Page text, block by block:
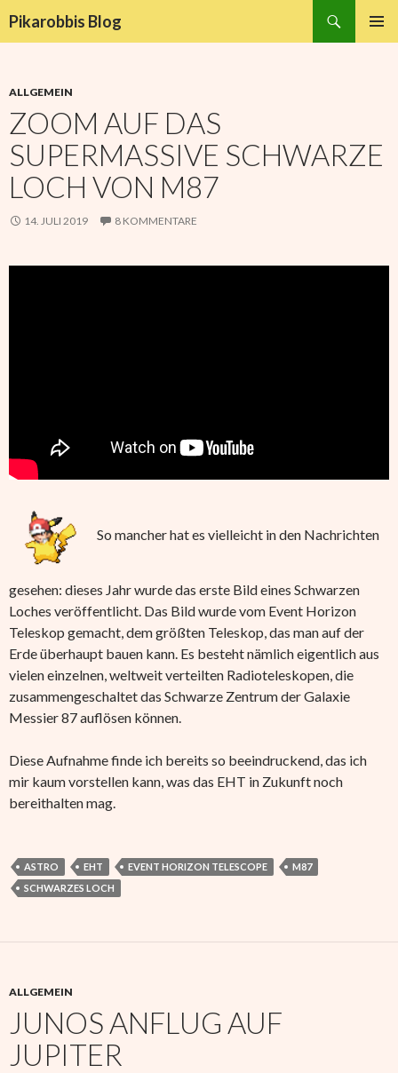
Pikarobbis Blog
ALLGEMEIN
ZOOM AUF DAS
SUPERMASSIVE SCHWARZE
LOCH VON M87
14. JULI 2019 8 KOMMENTARE
So mancher hat es vielleicht in den Nachrichten
gesehen: dieses Jahr wurde das erste Bild eines Schwarzen
Loches veröffentlicht. Das Bild wurde vom Event Horizon
Teleskop gemacht, dem größten Teleskop, das man auf der
Erde überhaupt bauen kann. Es besteht nämlich eigentlich aus
vielen einzelnen, weltweit verteilten Radioteleskopen, die
zusammengeschaltet das Schwarze Zentrum der Galaxie
Messier 87 auflösen können.
Diese Aufnahme finde ich bereits so beeindruckend, das ich
mir kaum vorstellen kann, was das EHT in Zukunft noch
bereithalten mag.
ASTRO EHT EVENT HORIZON TELESCOPE
M87
SCHWARZES LOCH
ALLGEMEIN
JUNOS ANFLUG AUF
JUPITER